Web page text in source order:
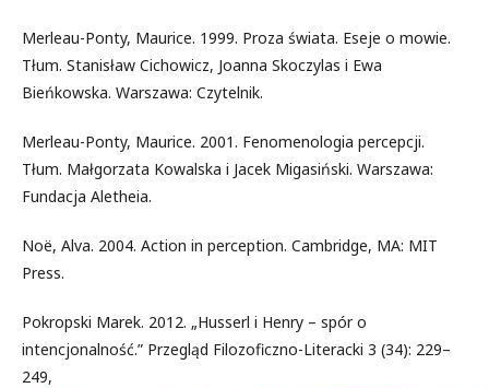
Merleau-Ponty, Maurice. 1999. Proza świata. Eseje o mowie.
Tłum. Stanisław Cichowicz, Joanna Skoczylas i Ewa
Bieńkowska. Warszawa: Czytelnik.
Merleau-Ponty, Maurice. 2001. Fenomenologia percepcji.
Tłum. Małgorzata Kowalska i Jacek Migasiński. Warszawa:
Fundacja Aletheia.
Noë, Alva. 2004. Action in perception. Cambridge, MA: MIT
Press.
Pokropski Marek. 2012. „Husserl i Henry – spór o
intencjonalność.” Przegląd Filozoficzno-Literacki 3 (34): 229–
249,